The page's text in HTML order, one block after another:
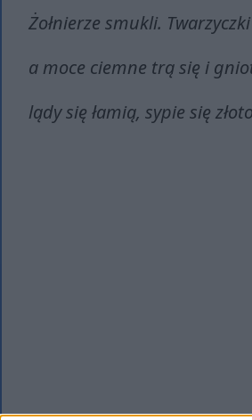
Żołnierze smukli.
a moce ciemne trą się i
lądy się łamią, sypie się złoto